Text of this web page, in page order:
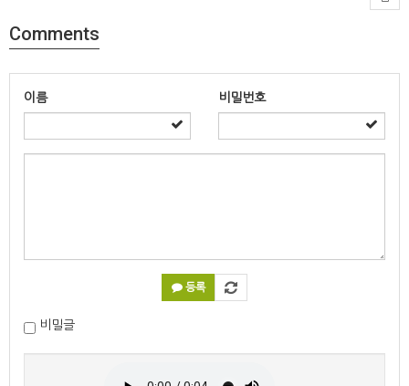
Comments
이름 비밀번호
등록
비밀글